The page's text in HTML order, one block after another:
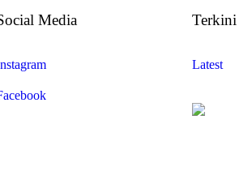
Media Terkini
Latest